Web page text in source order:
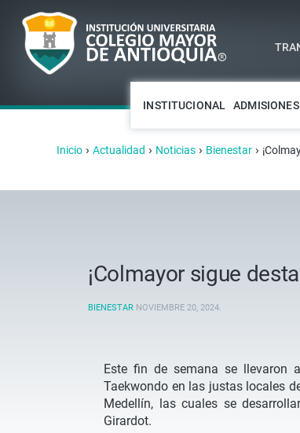
INSTITUCIONAL ADMISIONES
Inicio › Actualidad › Noticias › Bienestar ›
¡Colmayor sigue
BIENESTAR NOVIEMBRE 20, 2024.
Este fin de semana se llevaron
Taekwondo en las justas locales
Medellín, las cuales se
Girardot.